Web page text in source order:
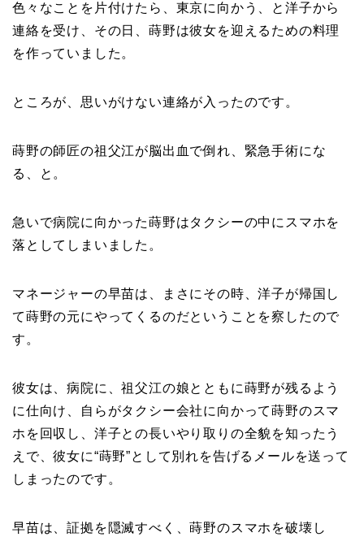
色々なことを片付けたら、東京に向かう、と洋子から
連絡を受け、その日、蒔野は彼女を迎えるための料理
を作っていました。
ところが、思いがけない連絡が入ったのです。
蒔野の師匠の祖父江が脳出血で倒れ、緊急手術にな
る、と。
急いで病院に向かった蒔野はタクシーの中にスマホを
落としてしまいました。
マネージャーの早苗は、まさにその時、洋子が帰国し
て蒔野の元にやってくるのだということを察したので
す。
彼女は、病院に、祖父江の娘とともに蒔野が残るよう
に仕向け、自らがタクシー会社に向かって蒔野のスマ
ホを回収し、洋子との長いやり取りの全貌を知ったう
えで、彼女に“蒔野”として別れを告げるメールを送って
しまったのです。
早苗は、証拠を隠滅すべく、蒔野のスマホを破壊し